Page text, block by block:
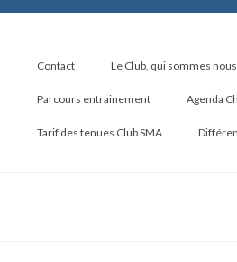
Contact Le Club, qui sommes nous
Parcours entrainement Agenda
Tarif des tenues Club SMA